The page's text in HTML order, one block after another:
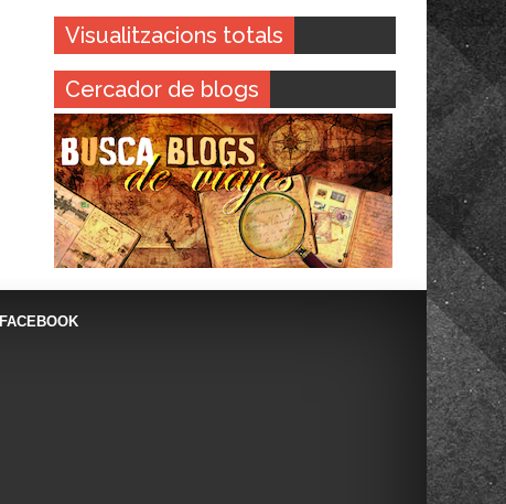
Visualitzacions totals
Cercador de blogs
FACEBOOK